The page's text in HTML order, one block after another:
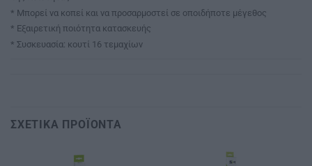
* Μπορεί να κοπεί και να προσαρμοστεί σε οποιδήποτε μέγεθος
* Εξαιρετική ποιότητα κατασκευής
* Συσκευασία: κουτί 16 τεμαχίων
ΣΧΕΤΙΚΆ ΠΡΟΪΌΝΤΑ